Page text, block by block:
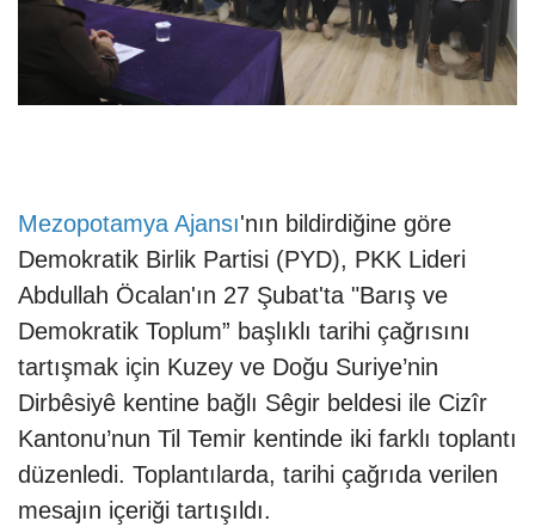
Mezopotamya Ajansı'nın bildirdiğine göre
Demokratik Birlik Partisi (PYD), PKK Lideri
Abdullah Öcalan'ın 27 Şubat'ta "Barış ve
Demokratik Toplum” başlıklı tarihi çağrısını
tartışmak için Kuzey ve Doğu Suriye’nin
Dirbêsiyê kentine bağlı Sêgir beldesi ile Cizîr
Kantonu’nun Til Temir kentinde iki farklı toplantı
düzenledi. Toplantılarda, tarihi çağrıda verilen
mesajın içeriği tartışıldı.